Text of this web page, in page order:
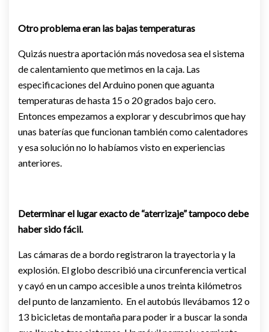
Otro problema eran las bajas temperaturas
Quizás nuestra aportación más novedosa sea el sistema
de calentamiento que metimos en la caja. Las
especificaciones del Arduino ponen que aguanta
temperaturas de hasta 15 o 20 grados bajo cero.
Entonces empezamos a explorar y descubrimos que hay
unas baterías que funcionan también como calentadores
y esa solución no lo habíamos visto en experiencias
anteriores.
Determinar el lugar exacto de “aterrizaje” tampoco debe
haber sido fácil.
Las cámaras de a bordo registraron la trayectoria y la
explosión. El globo describió una circunferencia vertical
y cayó en un campo accesible a unos treinta kilómetros
del punto de lanzamiento. En el autobús llevábamos 12 o
13 bicicletas de montaña para poder ir a buscar la sonda